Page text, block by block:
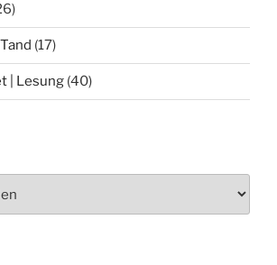
(17)
| Lesung (40)